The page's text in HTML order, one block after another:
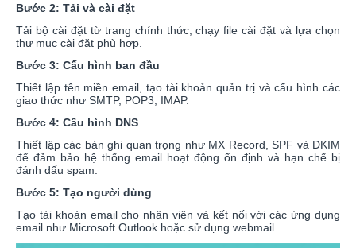
Bước 2: Tải và cài đặt
Tải bộ cài đặt từ trang chính thức, chạy file cài đặt và lựa chọn
thư mục cài đặt phù hợp.
Bước 3: Cấu hình ban đầu
Thiết lập tên miền email, tạo tài khoản quản trị và cấu hình các
giao thức như SMTP, POP3, IMAP.
Bước 4: Cấu hình DNS
Thiết lập các bản ghi quan trọng như MX Record, SPF và DKIM
để đảm bảo hệ thống email hoạt động ổn định và hạn chế bị
đánh dấu spam.
Bước 5: Tạo người dùng
Tạo tài khoản email cho nhân viên và kết nối với các ứng dụng
email như Microsoft Outlook hoặc sử dụng webmail.